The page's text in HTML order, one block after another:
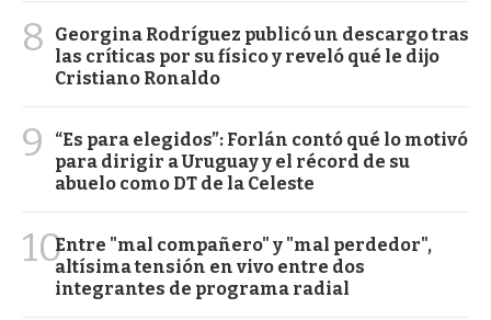
8
Georgina Rodríguez publicó un descargo tras
las críticas por su físico y reveló qué le dijo
Cristiano Ronaldo
9
“Es para elegidos”: Forlán contó qué lo motivó
para dirigir a Uruguay y el récord de su
abuelo como DT de la Celeste
10Entre "mal compañero" y "mal perdedor",
altísima tensión en vivo entre dos
integrantes de programa radial